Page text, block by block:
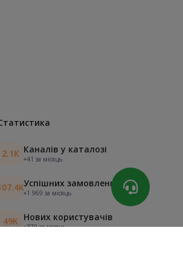
2.1K Каналів у каталозі
+41 за місяць
Успішних замовлень
+1 969 за місяць
49K Нових користувачів
+370 за місяць